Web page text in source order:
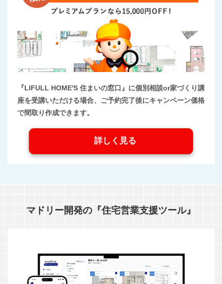
『LIFULL HOME'S 住まいの窓口』に個別相談or家づくり講
座を受講いただける場合、ご予約完了後にキャンペーン価格
で間取り作成できます。
詳しく見る
マドリー開発の『住宅営業支援ツール』